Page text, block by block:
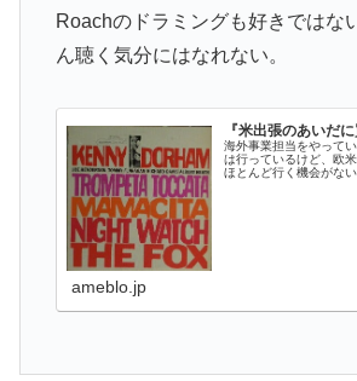
Roachのドラミングも好きではな
ん聴く気分にはなれない。
『米出張のあいだ
海外事業担当をやって
は行っているけど、欧
ほとんど行く機会がな
ameblo.jp